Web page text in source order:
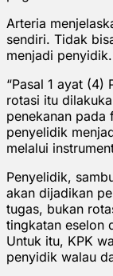
Arteria
sendiri. Tidak
menjadi penyidik.
“Pasal 1 ayat (4)
rotasi itu
penekanan pada
penyelidik
melalui
Penyelidik,
akan dijadikan
tugas, bukan
tingkatan eselon
Untuk itu, KPK
penyidik walau